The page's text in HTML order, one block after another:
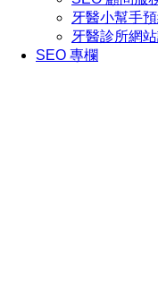
牙醫小幫手
牙醫診所網
SEO 專欄